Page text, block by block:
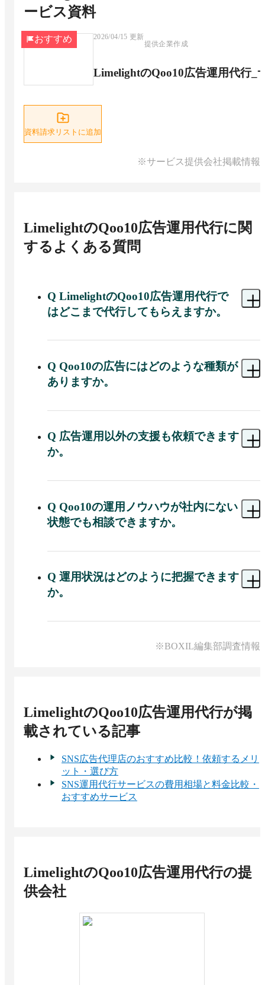
ービス資料
おすすめ 2026/04/15 更新
提供企業作成
LimelightのQoo10広告運用代行_
資料請求リストに追加
※サービス提供会社掲載情報
LimelightのQoo10広告運用代行に関
するよくある質問
Q LimelightのQoo10広告運用代行で
はどこまで代行してもらえますか。
A Qoo10に特化した広告運用業務を全面的に引き
出稿、配信後の継続的なチューニングまでの一連
のプロセスを代行します。専任のコンサルタント
が日々の運用調整や効果の見極めを担うため、社
も、Qoo10での販促を進められます。
Q Qoo10の広告にはどのような種類が
ありますか。
A Qoo10には、タイムセールや今日の特価、共同
す。
LimelightのQoo10広告運用代行では、商品や販促
的に合わせた出稿設計を行います。どのメニュー
動きを踏まえて判断するため、Qoo10に慣れた担
当者に相談できます。
Q 広告運用以外の支援も依頼できます
か。
A 依頼できます。Qoo10の出店代行や運用代行・
に対応しているほか、SNS運用やInstagram・
TikTok広告、インフルエンサー施策といった外部
施策にも対応しています。広告運用と周辺の施策
内と外の両面から設計することにつながります。
Q Qoo10の運用ノウハウが社内にない
状態でも相談できますか。
A 相談できます。Qoo10に強いコンサルタントが
期の動きを踏まえた運用を代行します。運用支援
や代行を通じて社内での内製化を後押しする方針
も掲げているため、まずは運用を任せながら、将
業者にも向いています。
Q 運用状況はどのように把握できます
か。
A 定期的なレポーティングを通じて運用状況を確
る体制を備えているため、任せきりにせず、施策
※BOXIL編集部調査情報
LimelightのQoo10広告運用代行が掲
載されている記事
SNS広告代理店のおすすめ比較！依頼するメリ
ット・選び方
SNS運用代行サービスの費用相場と料金比較・
おすすめサービス
LimelightのQoo10広告運用代行の提
供会社